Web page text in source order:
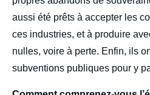
aussi été prêts à accepter les
ces industries, et à produire
nulles, voire à perte. Enfin, ils
subventions publiques pour y